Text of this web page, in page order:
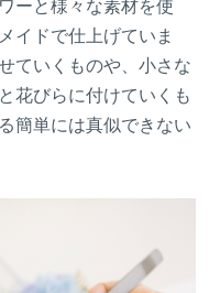
ーと様々な素材を使
イドで仕上げていま
ていくものや、小さな
花びらに付けていくも
簡単には真似できない